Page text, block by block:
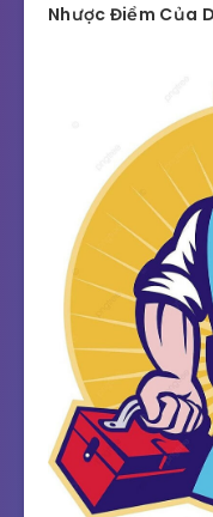
Nhược Điểm Của